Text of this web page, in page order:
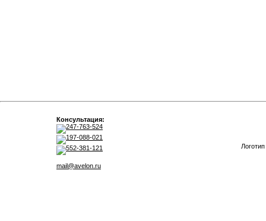
Консультация:
247-763-524
197-088-021
552-381-121
mail@avelon.ru